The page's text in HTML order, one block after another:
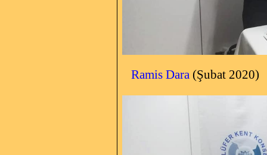
Ramis Dara (Şubat 2020)